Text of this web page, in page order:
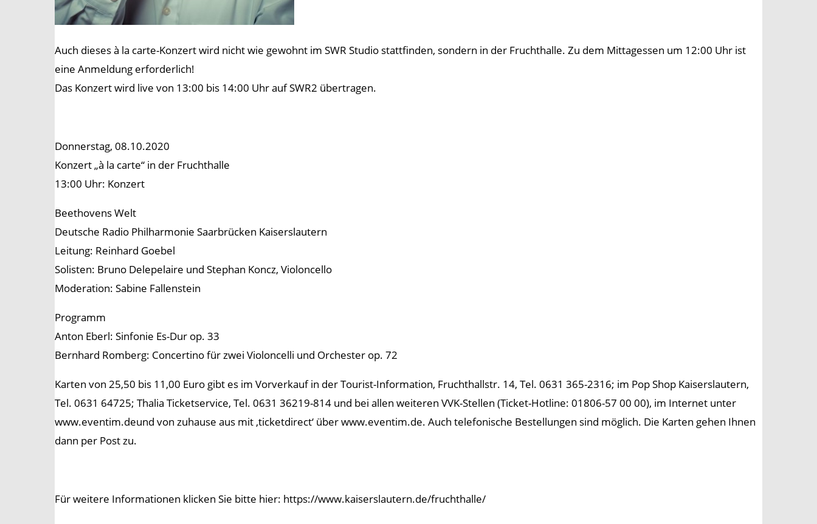
Auch dieses à la carte-Konzert wird nicht wie gewohnt im SWR Studio stattfinden, sondern in der Fruchthalle. Zu dem Mittagessen um 12:00 Uhr ist
eine Anmeldung erforderlich!
Das Konzert wird live von 13:00 bis 14:00 Uhr auf SWR2 übertragen.
Donnerstag, 08.10.2020
Konzert „à la carte“ in der Fruchthalle
13:00 Uhr: Konzert
Beethovens Welt
Deutsche Radio Philharmonie Saarbrücken Kaiserslautern
Leitung: Reinhard Goebel
Solisten: Bruno Delepelaire und Stephan Koncz, Violoncello
Moderation: Sabine Fallenstein
Programm
Anton Eberl: Sinfonie Es-Dur op. 33
Bernhard Romberg: Concertino für zwei Violoncelli und Orchester op. 72
Karten von 25,50 bis 11,00 Euro gibt es im Vorverkauf in der Tourist-Information, Fruchthallstr. 14, Tel. 0631 365-2316; im Pop Shop Kaiserslautern,
Tel. 0631 64725; Thalia Ticketservice, Tel. 0631 36219-814 und bei allen weiteren VVK-Stellen (Ticket-Hotline: 01806-57 00 00), im Internet unter
www.eventim.deund von zuhause aus mit ‚ticketdirect‘ über www.eventim.de. Auch telefonische Bestellungen sind möglich. Die Karten gehen Ihnen
dann per Post zu.
Für weitere Informationen klicken Sie bitte hier: https://www.kaiserslautern.de/fruchthalle/